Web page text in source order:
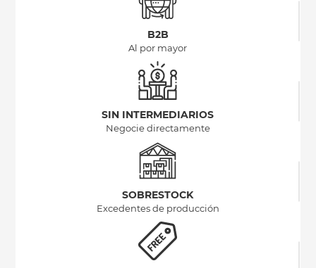
B2B
Al por mayor
SIN INTERMEDIARIOS
Negocie directamente
SOBRESTOCK
Excedentes de producción